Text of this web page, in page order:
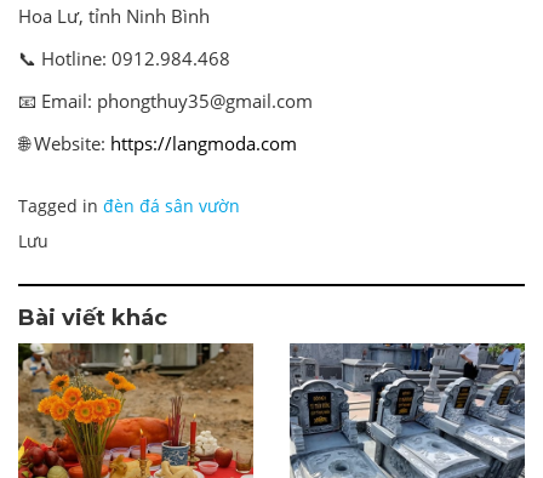
Hoa Lư, tỉnh Ninh Bình
📞 Hotline: 0912.984.468
📧 Email: phongthuy35@gmail.com
🌐 Website: https://langmoda.com
Tagged in đèn đá sân vườn
Lưu
Bài viết khác